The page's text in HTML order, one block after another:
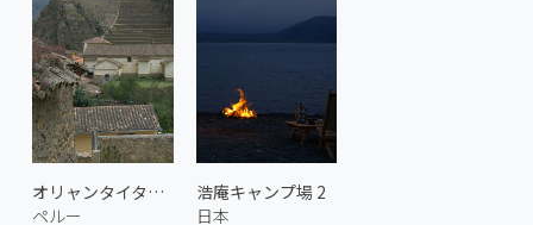
オリャンタイタンボの遺跡 2
ペルー
浩庵キャンプ場 2
日本